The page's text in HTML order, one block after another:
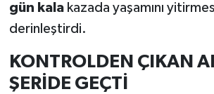
gün kalakazada yaşamını
derinleştirdi.
KONTROLDEN ÇIKAN
ŞERİDE GEÇTİ